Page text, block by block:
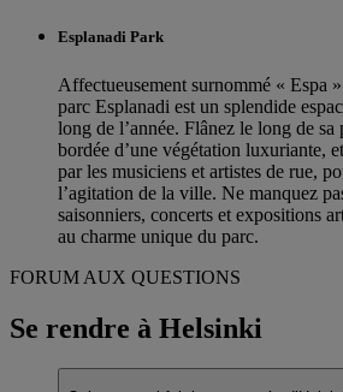
Esplanadi Park
Affectueusement surnommé « Espa
parc Esplanadi est un splendide
long de l’année. Flânez le long de sa
bordée d’une végétation luxuriante,
par les musiciens et artistes de rue,
l’agitation de la ville. Ne manquez
saisonniers, concerts et expositions
au charme unique du parc.
FORUM AUX QUESTIONS
Se rendre à Helsinki